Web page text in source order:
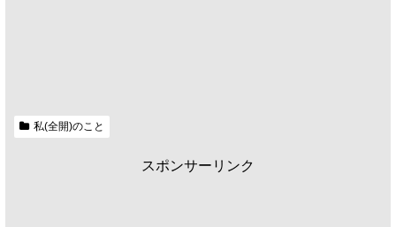
私(全開)のこと
スポンサーリンク